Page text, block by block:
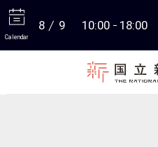
Calendar
8 9 10:00 18:00